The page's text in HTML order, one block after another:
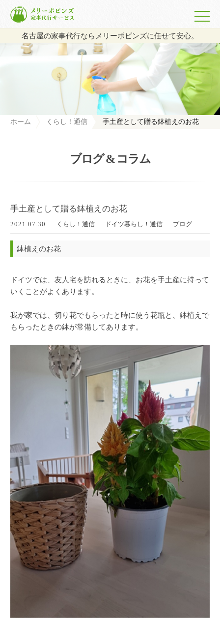
名古屋の家事代行ならメリーポピンズに任せて安心。
ホーム くらし！通信 手土産として贈る鉢植えのお花
ブログ & コラム
手土産として贈る鉢植えのお花
2021.07.30 くらし！通信 ドイツ暮らし！通信 ブログ
鉢植えのお花
ドイツでは、友人宅を訪れるときに、お花を手土産に持って
いくことがよくあります。
我が家では、切り花でもらったと時に使う花瓶と、鉢植えで
もらったときの鉢が常備してあります。